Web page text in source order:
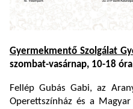
Gyermekmentő Szolgálat
szombat-vasárnap, 10-18
Fellép Gubás Gabi, az
Operettszínház és a